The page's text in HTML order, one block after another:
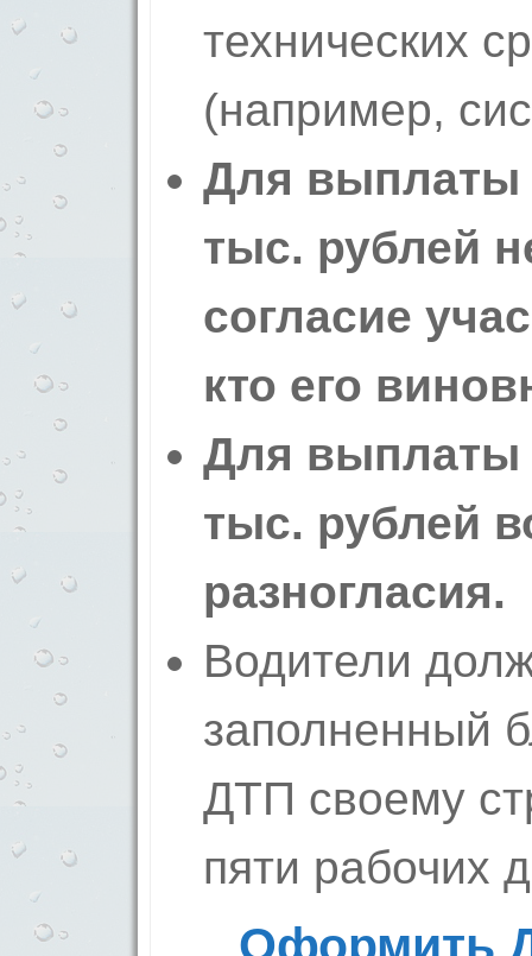
технических
(например,
Для выплаты
тыс. рублей
согласие
кто его
Для выплаты
тыс. рублей
разногласия.
Водители
заполненный
ДТП своему
пяти рабочих